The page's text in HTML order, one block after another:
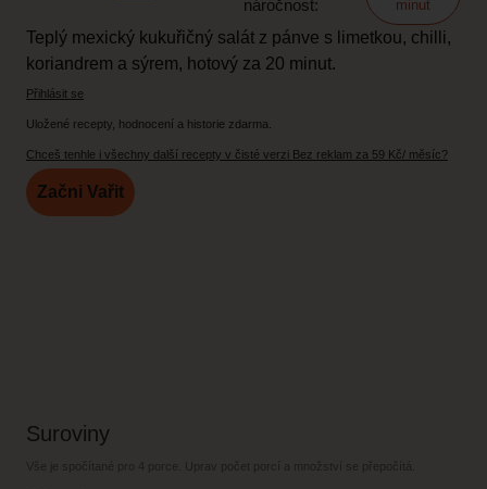
náročnost:
minut
Teplý mexický kukuřičný salát z pánve s limetkou, chilli,
koriandrem a sýrem, hotový za 20 minut.
Přihlásit se
Uložené recepty, hodnocení a historie zdarma.
Chceš tenhle i všechny další recepty v čisté verzi Bez reklam za 59 Kč/ měsíc?
Začni Vařit
Suroviny
Vše je spočítané pro 4 porce . Uprav počet porcí a množství se přepočítá.